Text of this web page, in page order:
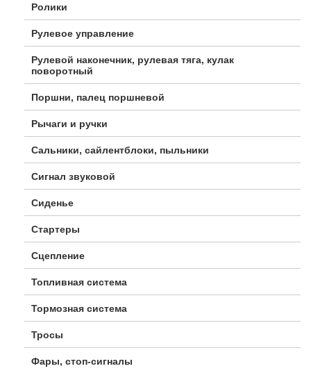
Ролики
Рулевое управление
Рулевой наконечник, рулевая тяга, кулак
поворотный
Поршни, палец поршневой
Рычаги и ручки
Сальники, сайлентблоки, пыльники
Сигнал звуковой
Сиденье
Стартеры
Сцепление
Топливная система
Тормозная система
Тросы
Фары, стоп-сигналы